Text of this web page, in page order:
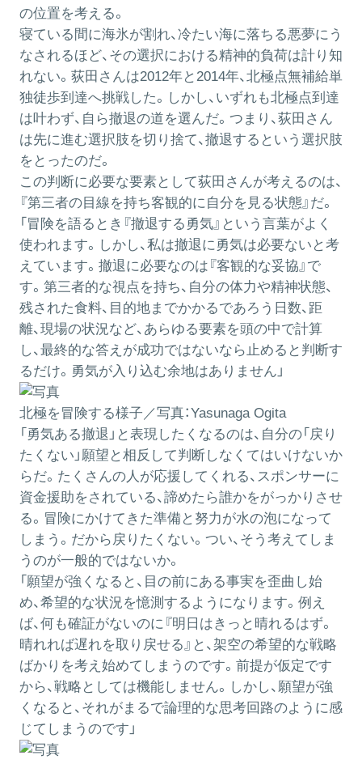
の位置を考える。
寝ている間に海氷が割れ、冷たい海に落ちる悪夢にう
なされるほど、その選択における精神的負荷は計り知
れない。荻田さんは2012年と2014年、北極点無補給単
独徒歩到達へ挑戦した。しかし、いずれも北極点到達
は叶わず、自ら撤退の道を選んだ。つまり、荻田さん
は先に進む選択肢を切り捨て、撤退するという選択肢
をとったのだ。
この判断に必要な要素として荻田さんが考えるのは、
『第三者の目線を持ち客観的に自分を見る状態』だ。
「冒険を語るとき『撤退する勇気』という言葉がよく
使われます。しかし、私は撤退に勇気は必要ないと考
えています。撤退に必要なのは『客観的な妥協』で
す。第三者的な視点を持ち、自分の体力や精神状態、
残された食料、目的地までかかるであろう日数、距
離、現場の状況など、あらゆる要素を頭の中で計算
し、最終的な答えが成功ではないなら止めると判断す
るだけ。勇気が入り込む余地はありません」
北極を冒険する様子／写真：Yasunaga Ogita
「勇気ある撤退」と表現したくなるのは、自分の「戻り
たくない」願望と相反して判断しなくてはいけないか
らだ。たくさんの人が応援してくれる、スポンサーに
資金援助をされている、諦めたら誰かをがっかりさせ
る。冒険にかけてきた準備と努力が水の泡になって
しまう。だから戻りたくない。つい、そう考えてしま
うのが一般的ではないか。
「願望が強くなると、目の前にある事実を歪曲し始
め、希望的な状況を憶測するようになります。例え
ば、何も確証がないのに『明日はきっと晴れるはず。
晴れれば遅れを取り戻せる』と、架空の希望的な戦略
ばかりを考え始めてしまうのです。前提が仮定です
から、戦略としては機能しません。しかし、願望が強
くなると、それがまるで論理的な思考回路のように感
じてしまうのです」